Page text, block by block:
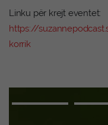
Linku për krejt eventet:
https://
korrik